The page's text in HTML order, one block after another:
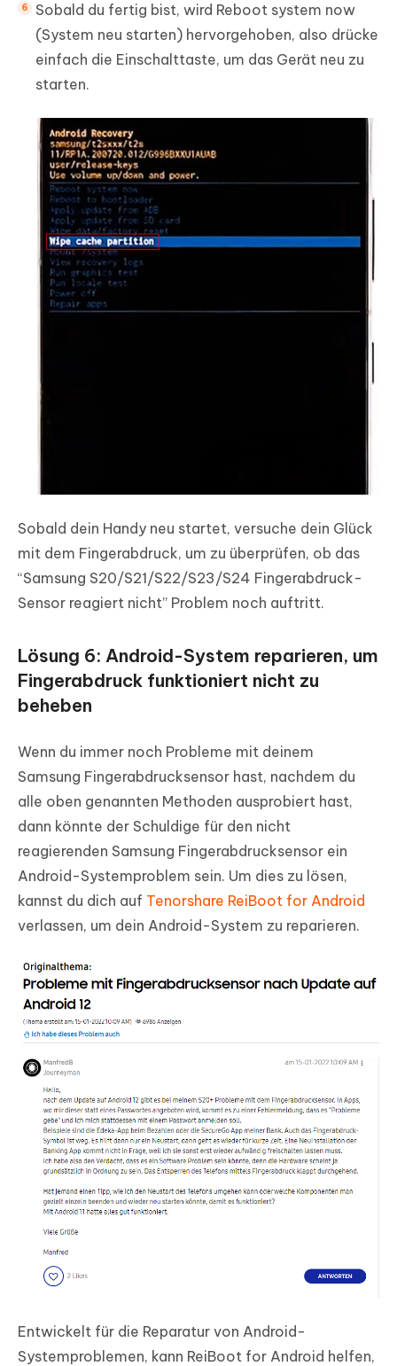
Sobald du fertig bist, wird Reboot system now
(System neu starten) hervorgehoben, also drücke
einfach die Einschalttaste, um das Gerät neu zu
starten.
Sobald dein Handy neu startet, versuche dein Glück
mit dem Fingerabdruck, um zu überprüfen, ob das
“Samsung S20/S21/S22/S23/S24 Fingerabdruck-
Sensor reagiert nicht” Problem noch auftritt.
Lösung 6: Android-System reparieren, um
Fingerabdruck funktioniert nicht zu
beheben
Wenn du immer noch Probleme mit deinem
Samsung Fingerabdrucksensor hast, nachdem du
alle oben genannten Methoden ausprobiert hast,
dann könnte der Schuldige für den nicht
reagierenden Samsung Fingerabdrucksensor ein
Android-Systemproblem sein. Um dies zu lösen,
kannst du dich auf Tenorshare ReiBoot for Android
verlassen, um dein Android-System zu reparieren.
Entwickelt für die Reparatur von Android-
Systemproblemen, kann ReiBoot for Android helfen,